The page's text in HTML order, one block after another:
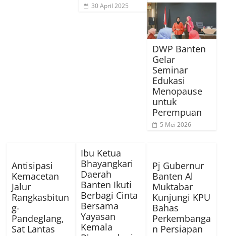
30 April 2025
DWP Banten
Gelar
Seminar
Edukasi
Menopause
untuk
Perempuan
5 Mei 2026
Antisipasi
Kemacetan
Jalur
Rangkasbitun
g-
Pandeglang,
Sat Lantas
Ibu Ketua
Bhayangkari
Daerah
Banten Ikuti
Berbagi Cinta
Bersama
Yayasan
Kemala
Pj Gubernur
Banten Al
Muktabar
Kunjungi KPU
Bahas
Perkembanga
n Persiapan